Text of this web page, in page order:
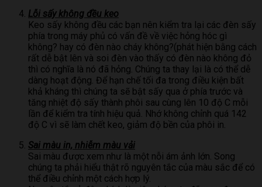
Lỗi sấy không đều keo
Keo sấy không đều các bạn nên kiểm tra lại các đèn sấy
phía trong máy phủ có vấn đề về việc hỏng hóc gì
không? hay có đèn nào cháy không?(phát hiện bằng cách
rất dễ bật lên và soi đèn vào thấy có đèn nào không đỏ
thì có nghĩa là nó đã hỏng. Chúng ta thay lại là có thể dễ
dàng hoạt động. Để hạn chế tối đa trong điều kiện bất
khả kháng thì chúng ta sẽ bật sấy qua ở phía trước và
tăng nhiệt độ sấy thành phôi sau cùng lên 10 độ C mỗi
lần để kiểm tra tính hiệu quả. Nhớ không chỉnh quá 142
độ C vì sẽ làm chết keo, giảm độ bền của phôi in.
Sai màu in, nhiễm màu vải
Sai màu được xem như là một nỗi ám ảnh lớn. Song
chúng ta phải hiểu thật rõ nguyên tắc của màu sắc để có
thể điều chỉnh một cách hợp lý.